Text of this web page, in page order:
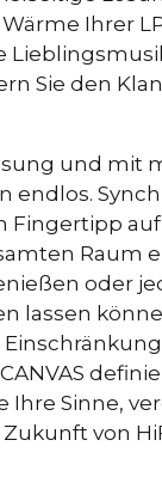
300 MIPS
AirPlay 2
Roon, Tidal,
Eingabe über
Verbindung
App,
App
Ihrer
Sie den
und mit
endlos.
Fingertipp
Raum
oder
lassen
Ihre Sinne,
von